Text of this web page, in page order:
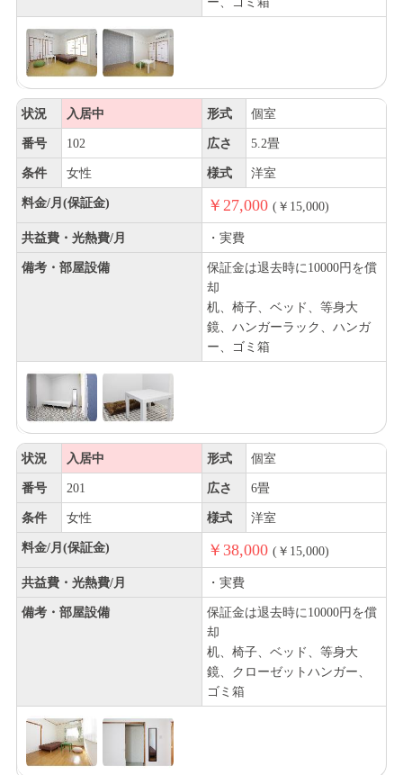
状況 入居中 形式 個室
番号 102 広さ 5.2畳
条件 女性 様式 洋室
料金/月(保証金) ￥27,000 (￥15,000)
共益費・光熱費/月 ・実費
備考・部屋設備
保証金は退去時に10000円を償
却
机、椅子、ベッド、等身大
鏡、ハンガーラック、ハンガ
ー、ゴミ箱
状況 入居中 形式 個室
番号 201 広さ 6畳
条件 女性 様式 洋室
料金/月(保証金) ￥38,000 (￥15,000)
共益費・光熱費/月 ・実費
備考・部屋設備
保証金は退去時に10000円を償
却
机、椅子、ベッド、等身大
鏡、クローゼットハンガー、
ゴミ箱